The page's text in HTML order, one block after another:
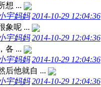
想 ...
宇妈妈 2014-10-29 12:04:36
象呢 ...
宇妈妈 2014-10-29 12:04:36
各 ...
宇妈妈 2014-10-29 12:04:36
后他就自 ...
宇妈妈 2014-10-29 12:04:36